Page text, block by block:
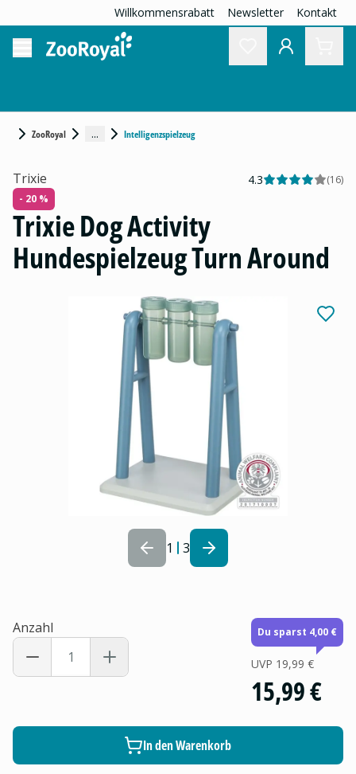
Willkommensrabatt Newsletter Kontakt
ZooRoyal ... Intelligenzspielzeug
1 3
Trixie 4.3 (16)
- 20 %
Trixie Dog Activity
Hundespielzeug Turn Around
Anzahl Du sparst 4,00 €
UVP 19,99 €
15,99 €
In den Warenkorb